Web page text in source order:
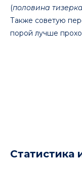
(половина
Также советую
порой лучше
Статистика